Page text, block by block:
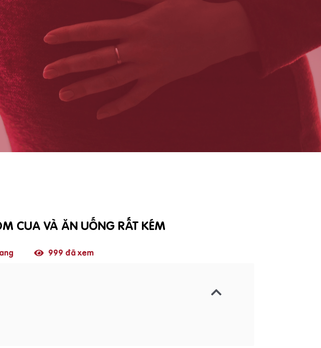
CUA VÀ ĂN UỐNG RẤT KÉM
999 đã xem